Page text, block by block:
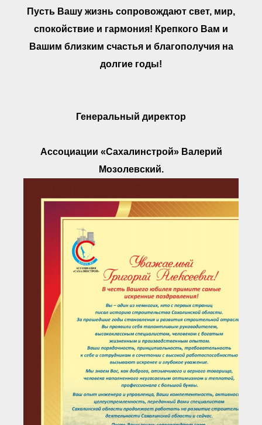
Пусть Вашу жизнь сопровождают свет, мир,
спокойствие и гармония! Крепкого Вам и
Вашим близким счастья и благополучия на
долгие годы!
Генеральный директор
Ассоциации «Сахалинстрой» Валерий
Мозолевский.